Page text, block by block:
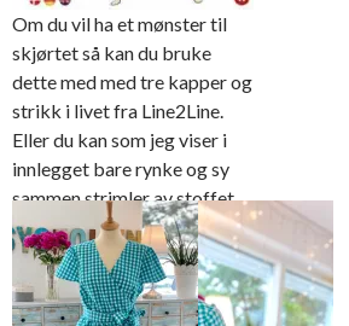
Om du vil ha et mønster til
skjørtet så kan du bruke
dette med med tre kapper og
strikk i livet fra Line2Line.
Eller du kan som jeg viser i
innlegget bare rynke og sy
sammen strimler av stoffet